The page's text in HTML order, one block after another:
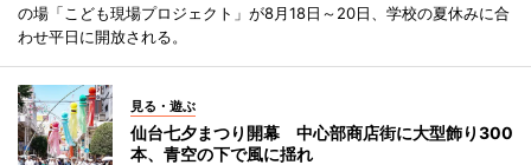
の場「こども現場プロジェクト」が8月18日～20日、学校の夏休みに合
わせ平日に開放される。
見る・遊ぶ
仙台七夕まつり開幕 中心部商店街に大型飾り300
本、青空の下で風に揺れ